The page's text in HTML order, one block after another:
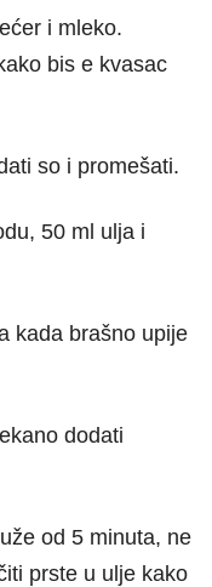
i mleko.
bis e kvasac
so i promešati.
50 ml ulja i
kada brašno upije
dodati
od 5 minuta, ne
prste u ulje kako